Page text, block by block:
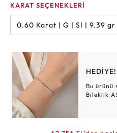
KARAT SEÇENEKLERİ
0.60 Karat | G | SI |
HEDİYE!
Bu ürünü
Bileklik